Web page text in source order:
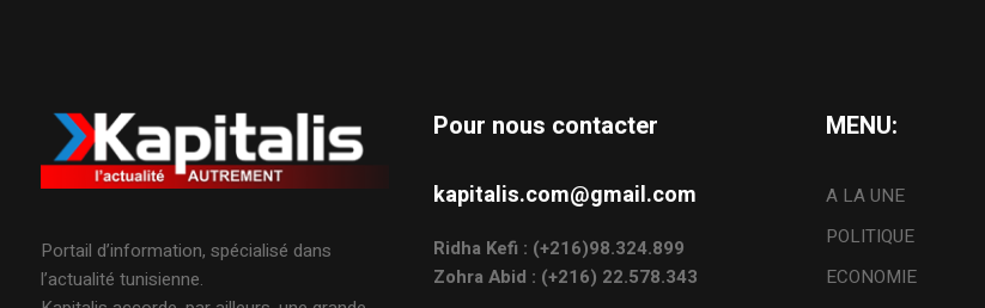
Portail d’information, spécialisé dans
l’actualité tunisienne.
Pour nous contacter
kapitalis.com@gmail.com
Ridha Kefi : (+216)98.324.899
Zohra Abid : (+216) 22.578.343
MENU:
A LA UNE
POLITIQUE
ECONOMIE